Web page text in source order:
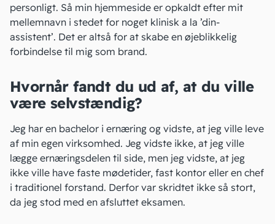
personligt. Så min hjemmeside er opkaldt efter mit
mellemnavn i stedet for noget klinisk a la ’din-
assistent’. Det er altså for at skabe en øjeblikkelig
forbindelse til mig som brand.
Hvornår fandt du ud af, at du ville
være selvstændig?
Jeg har en bachelor i ernæring og vidste, at jeg ville leve
af min egen virksomhed. Jeg vidste ikke, at jeg ville
lægge ernæringsdelen til side, men jeg vidste, at jeg
ikke ville have faste mødetider, fast kontor eller en chef
i traditionel forstand. Derfor var skridtet ikke så stort,
da jeg stod med en afsluttet eksamen.